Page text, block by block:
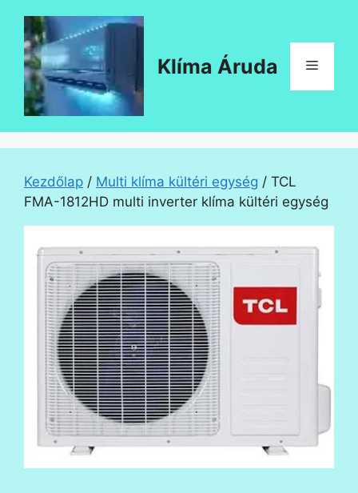
tartalomba
Klíma Áruda Menü
Kezdőlap / Multi klíma kültéri egység / TCL
FMA-1812HD multi inverter klíma kültéri egység